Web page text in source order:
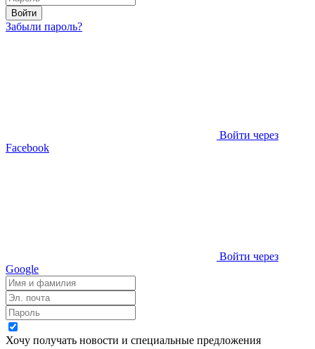
Войти
Забыли пароль?
Войти через
Facebook
Войти через
Google
Хочу получать новости и специальные предложения